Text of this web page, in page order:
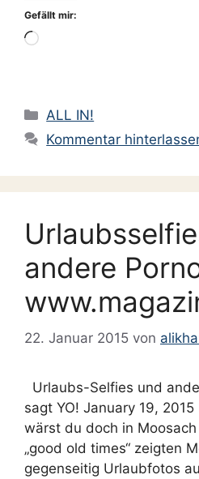
Gefällt mir:
Wird
Kategorien
ALL IN!
Kommentar
andere
22. Januar 2015 von
Urlaubs-Selfies und
sagt YO! January 19,
wärst du doch in
„good old times“ zeigten
gegenseitig Urlaubfotos